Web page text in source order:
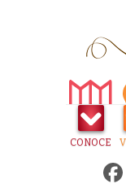
CONOCE